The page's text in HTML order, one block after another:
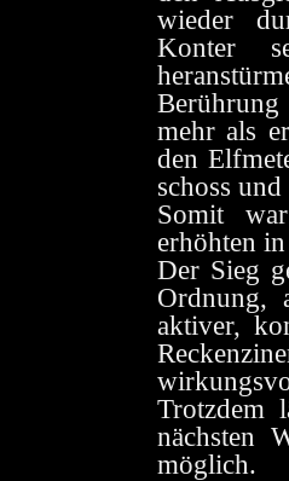
wieder
Konter
mehr als
den
schoss
Somit
erhöhten
Der Sieg
Ordnung,
aktiver,
Trotzdem
nächsten
möglich.